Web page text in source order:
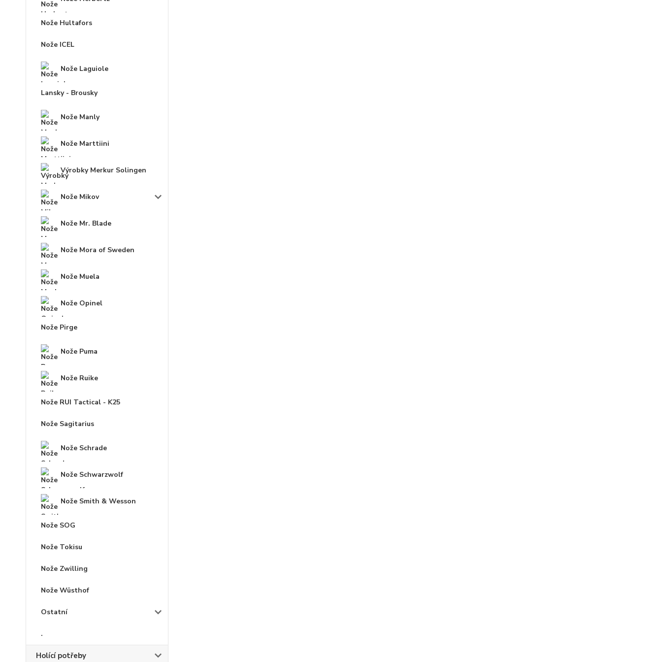
Nože Hultafors
Nože ICEL
Nože Laguiole
Lansky - Brousky
Nože Manly
Nože Marttiini
Výrobky Merkur Solingen
Nože Mikov
Nože Mr. Blade
Nože Mora of Sweden
Nože Muela
Nože Opinel
Nože Pirge
Nože Puma
Nože Ruike
Nože RUI Tactical - K25
Nože Sagitarius
Nože Schrade
Nože Schwarzwolf
Nože Smith & Wesson
Nože SOG
Nože Tokisu
Nože Zwilling
Nože Wüsthof
Ostatní
.
Holící potřeby